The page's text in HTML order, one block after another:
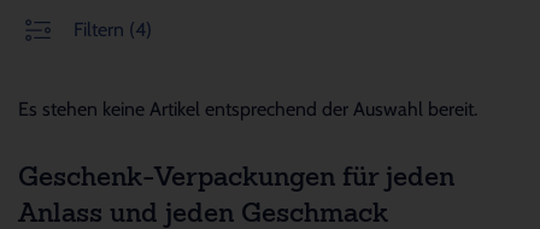
Filtern (4)
Es stehen keine Artikel entsprechend der Auswahl bereit.
Geschenk-Verpackungen für jeden
Anlass und jeden Geschmack